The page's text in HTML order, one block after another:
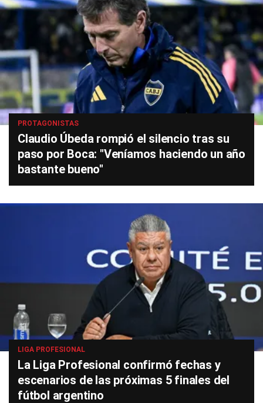
PROTAGONISTAS
Claudio Úbeda rompió el silencio tras su
paso por Boca: "Veníamos haciendo un año
bastante bueno"
LIGA PROFESIONAL
La Liga Profesional confirmó fechas y
escenarios de las próximas 5 finales del
fútbol argentino